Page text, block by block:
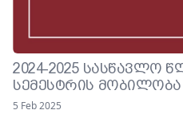
2024-2025 ᲡᲐᲡᲬᲐᲕᲚᲝ
ᲡᲔᲛᲔᲡᲢᲠᲘᲡ
5 Feb 2025